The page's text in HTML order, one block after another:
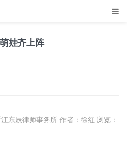
娃齐上阵
东辰律师事务所 作者：徐红 浏览：